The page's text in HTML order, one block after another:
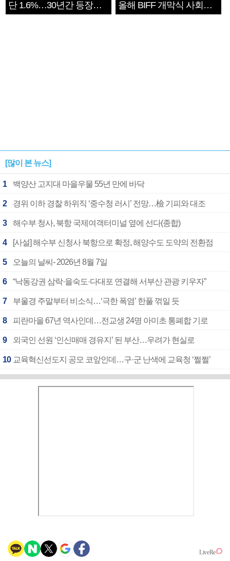
단 1.6%…30년간 등장
1182개팀 전수조사
올해 BIFF 개막식 사회자
확정
[많이 본 뉴스]
1 백양산 고지대 마을우물 55년 만에 바닥
2 경위 이하 경찰 하위직 ‘중수청 러시’ 전망…檢 기피와 대조
3 해수부 청사, 북항 국제여객터미널 옆에 선다(종합)
4 [사설] 해수부 신청사 북항으로 확정, 해양수도 도약의 전환점
5 오늘의 날씨- 2026년 8월 7일
6 “낙동강권 삼락·을숙도·다대포 연결해 서부산 관광 키우자”
7 부울경 주말부터 비소식…‘극한 폭염’ 한풀 꺾일 듯
8 피란마을 67년 역사인데…전교생 24명 아미초 통폐합 기로
9 외국인 선원 ‘인신매매 경유지’ 된 부산…우려가 현실로
10 교육혁신선도지 공모 코앞인데…구·군 난색에 교육청 ‘쩔쩔’